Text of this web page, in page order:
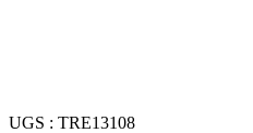
UGS : TRE13108